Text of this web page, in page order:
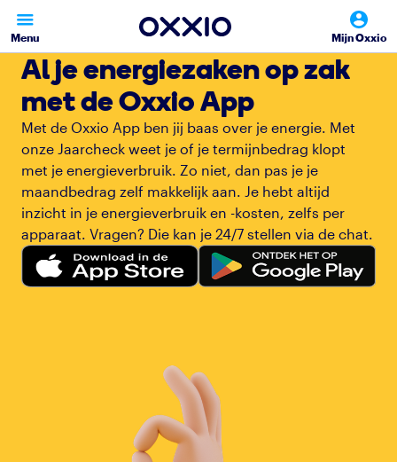
Menu Mijn Oxxio
Al je energiezaken op zak
met de Oxxio App
Met de Oxxio App ben jij baas over je energie. Met
onze Jaarcheck weet je of je termijnbedrag klopt
met je energieverbruik. Zo niet, dan pas je je
maandbedrag zelf makkelijk aan. Je hebt altijd
inzicht in je energieverbruik en -kosten, zelfs per
apparaat. Vragen? Die kan je 24/7 stellen via de chat.
iOS
Android